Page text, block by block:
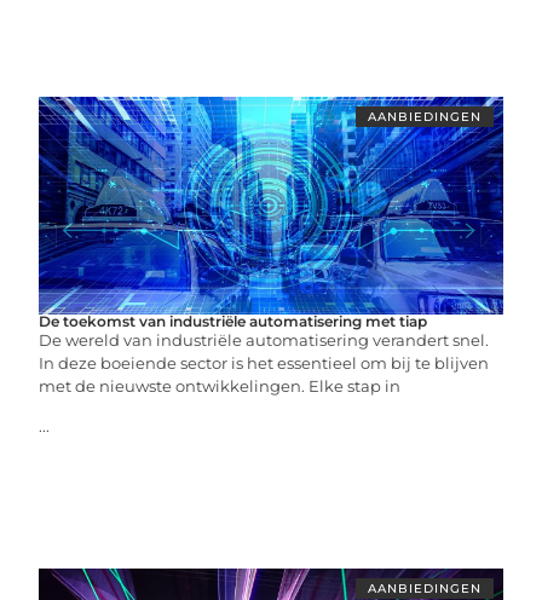
AANBIEDINGEN
De toekomst van industriële automatisering met tiap
De wereld van industriële automatisering verandert snel.
In deze boeiende sector is het essentieel om bij te blijven
met de nieuwste ontwikkelingen. Elke stap in
...
AANBIEDINGEN